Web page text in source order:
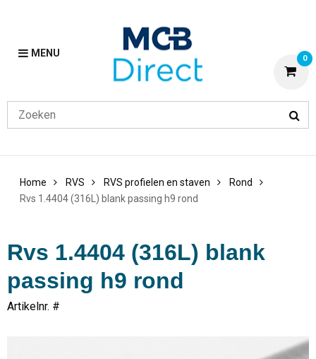
MENU 0
Home RVS RVS profielen en staven
Rond
Rvs 1.4404 (316L) blank passing h9 rond
Rvs 1.4404 (316L) blank
passing h9 rond
Artikelnr. #